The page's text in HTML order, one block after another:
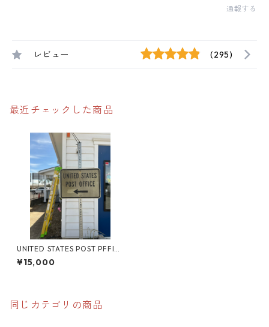
通報する
レビュー (295)
最近チェックした商品
UNITED STATES POST PFFIC
E アメリカンロードサイン
トラフィックサイン 道路標
¥15,000
同じカテゴリの商品